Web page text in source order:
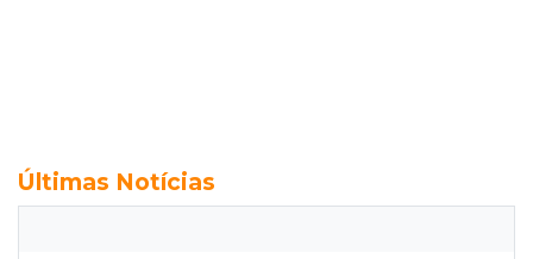
Últimas Notícias